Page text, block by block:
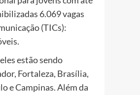
6.069 vagas
(TICs):
estão sendo
Fortaleza, Brasília,
e Campinas. Além da